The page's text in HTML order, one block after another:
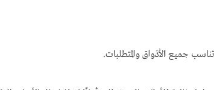
جميع الأذواق والمتطلبات.